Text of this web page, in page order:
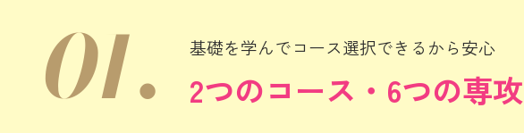
01. 基礎を学んでコース選択できるから安心
2つのコース・6つの専攻